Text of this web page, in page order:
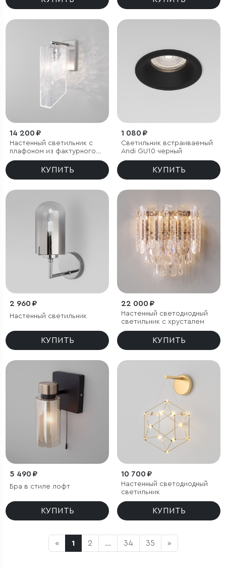
14 200 ₽
Настенный светильник с
плафоном из фактурного
стекла
КУПИТЬ
1 080 ₽
Светильник встраиваемый
Andi GU10 черный
КУПИТЬ
2 960 ₽
Настенный светильник
КУПИТЬ
22 000 ₽
Настенный светодиодный
светильник с хрусталем
КУПИТЬ
5 490 ₽
Бра в стиле лофт
КУПИТЬ
10 700 ₽
Настенный светодиодный
светильник
КУПИТЬ
« 1 2 ... 34 35 »